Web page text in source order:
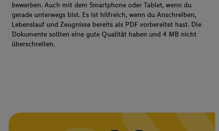
bewerben. Auch mit dem Smartphone oder Tablet, wenn du
gerade unterwegs bist. Es ist hilfreich, wenn du Anschreiben,
Lebenslauf und Zeugnisse bereits als PDF vorbereitet hast. Die
Dokumente sollten eine gute Qualität haben und 4 MB nicht
überschreiten.